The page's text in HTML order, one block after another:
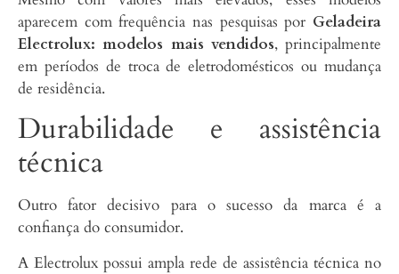
aparecem com frequência nas pesquisas por Geladeira
Electrolux: modelos mais vendidos, principalmente
em períodos de troca de eletrodomésticos ou mudança
de residência.
Durabilidade e assistência
técnica
Outro fator decisivo para o sucesso da marca é a
confiança do consumidor.
A Electrolux possui ampla rede de assistência técnica no